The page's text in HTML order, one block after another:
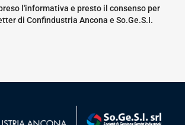
l'informativa e presto il consenso per
di Confindustria Ancona e So.Ge.S.I.